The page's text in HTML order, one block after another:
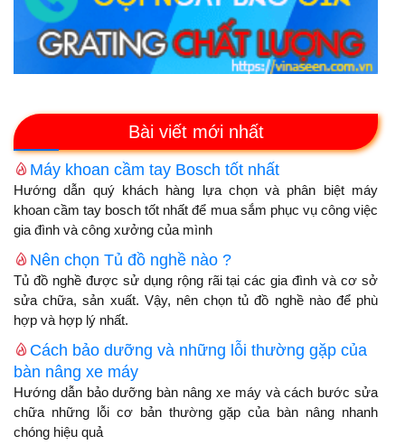
Bài viết mới nhất
Máy khoan cầm tay Bosch tốt nhất
Hướng dẫn quý khách hàng lựa chọn và phân biệt máy
khoan cầm tay bosch tốt nhất để mua sắm phục vụ công việc
gia đình và công xưởng của mình
Nên chọn Tủ đồ nghề nào ?
Tủ đồ nghề được sử dụng rộng rãi tại các gia đình và cơ sở
sửa chữa, sản xuất. Vậy, nên chọn tủ đồ nghề nào để phù
hợp và hợp lý nhất.
Cách bảo dưỡng và những lỗi thường gặp của
bàn nâng xe máy
Hướng dẫn bảo dưỡng bàn nâng xe máy và cách bước sửa
chữa những lỗi cơ bản thường gặp của bàn nâng nhanh
chóng hiệu quả